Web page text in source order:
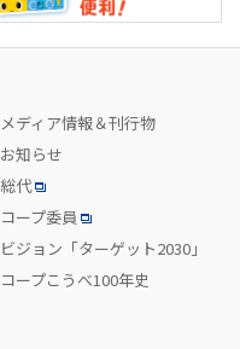
メディア情報＆刊行物
お知らせ
総代
コープ委員
ビジョン「ターゲット2030」
コープこうべ100年史